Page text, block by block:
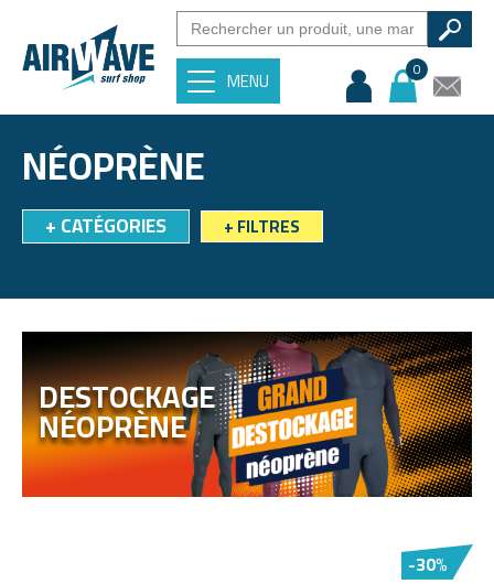
MENU 0
NÉOPRÈNE
+CATÉGORIES +FILTRES
DESTOCKAGE
NÉOPRÈNE
-30%